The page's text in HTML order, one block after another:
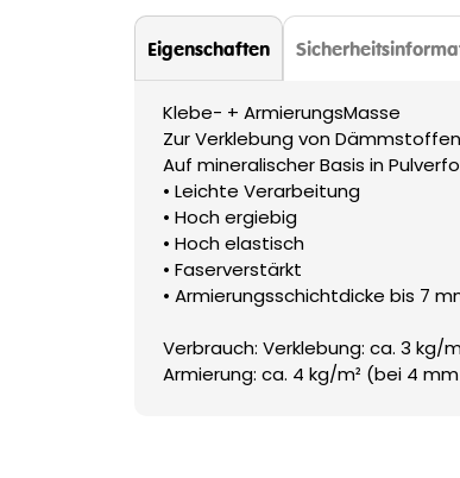
Eigenschaften
Klebe- + ArmierungsMasse
Zur Verklebung von
Auf mineralischer Basis in
• Leichte Verarbeitung
• Hoch ergiebig
• Hoch elastisch
• Faserverstärkt
• Armierungsschichtdicke bis 7
Verbrauch: Verklebung: ca. 3
Armierung: ca. 4 kg/m² (bei 4